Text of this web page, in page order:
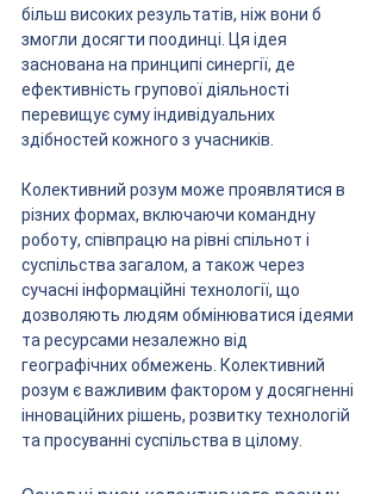
більш високих результатів, ніж вони б
змогли досягти поодинці. Ця ідея
заснована на принципі синергії, де
ефективність групової діяльності
перевищує суму індивідуальних
здібностей кожного з учасників.
Колективний розум може проявлятися в
різних формах, включаючи командну
роботу, співпрацю на рівні спільнот і
суспільства загалом, а також через
сучасні інформаційні технології, що
дозволяють людям обмінюватися ідеями
та ресурсами незалежно від
географічних обмежень. Колективний
розум є важливим фактором у досягненні
інноваційних рішень, розвитку технологій
та просуванні суспільства в цілому.